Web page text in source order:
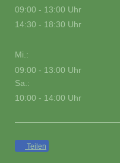
09:00 - 13:00 Uhr
14:30 - 18:30 Uhr
Mi.:
09:00 - 13:00 Uhr
Sa.:
10:00 - 14:00 Uhr
Teilen